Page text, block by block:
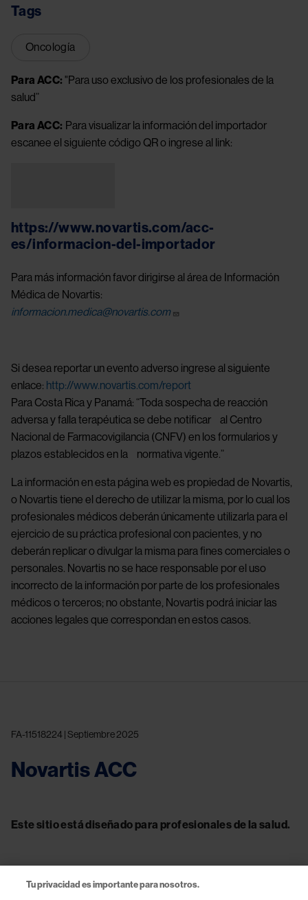
Tags
Oncología
Para ACC: "Para uso exclusivo de los profesionales de la
salud”
Para ACC: Para visualizar la información del importador
escanee el siguiente código QR o ingrese al link:
https://www.novartis.com/acc-
es/informacion-del-importador
Para más información favor dirigirse al área de Información
Médica de Novartis:
informacion.medica@novartis.com
Si desea reportar un evento adverso ingrese al siguiente
enlace: http://www.novartis.com/report
Para Costa Rica y Panamá: “Toda sospecha de reacción
adversa y falla terapéutica se debe notificar al Centro
Nacional de Farmacovigilancia (CNFV) en los formularios y
plazos establecidos en la normativa vigente.”
La información en esta página web es propiedad de Novartis,
o Novartis tiene el derecho de utilizar la misma, por lo cual los
profesionales médicos deberán únicamente utilizarla para el
ejercicio de su práctica profesional con pacientes, y no
deberán replicar o divulgar la misma para fines comerciales o
personales. Novartis no se hace responsable por el uso
incorrecto de la información por parte de los profesionales
médicos o terceros; no obstante, Novartis podrá iniciar las
acciones legales que correspondan en estos casos.
FA-11518224 | Septiembre 2025
Novartis ACC
Este sitio está diseñado para profesionales de la salud.
Tu privacidad es importante para nosotros.